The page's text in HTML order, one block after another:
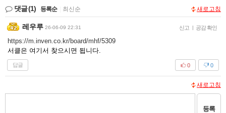
댓글(1) 등록순 최신순 새로고침
레우루 26-06-09 22:31 신고 | 공감 확인
https://m.inven.co.kr/board/mhf/5309
서클은 여기서 찾으시면 됩니다.
답글 0
0
새로고침
등록